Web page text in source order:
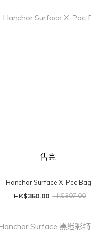
售完
Hanchor Surface X-Pac Bag
HK$350.00 HK$397.00